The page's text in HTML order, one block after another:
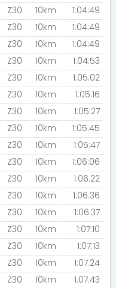
Z30 10km
1:04:49
Z30 10km
1:04:49
Z30 10km
1:04:49
Z30 10km
1:04:53
Z30 10km
1:05:02
Z30 10km
1:05:16
Z30 10km
1:05:27
Z30 10km
1:05:45
Z30 10km
1:05:47
Z30 10km
1:06:06
Z30 10km
1:06:22
Z30 10km
1:06:36
Z30 10km
1:06:37
Z30 10km
1:07:10
Z30 10km
1:07:13
Z30 10km
1:07:24
Z30 10km 1:07:43